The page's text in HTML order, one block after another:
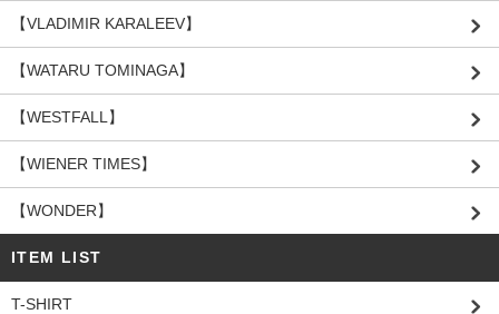
【VLADIMIR KARALEEV】
【WATARU TOMINAGA】
【WESTFALL】
【WIENER TIMES】
【WONDER】
ITEM LIST
T-SHIRT